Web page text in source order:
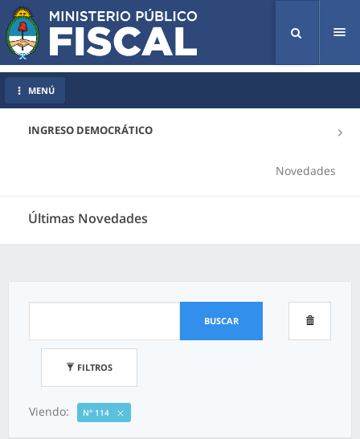
INGRESO DEMOCRÁTICO
Novedades
Últimas Novedades
MENÚ
BUSCAR
FILTROS
Viendo: N° 114